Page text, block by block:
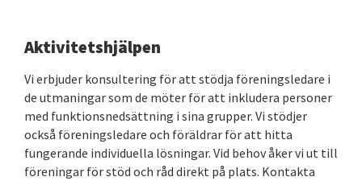
Aktivitetshjälpen
Vi erbjuder konsultering för att stödja föreningsledare i
de utmaningar som de möter för att inkludera personer
med funktionsnedsättning i sina grupper. Vi stödjer
också föreningsledare och föräldrar för att hitta
fungerande individuella lösningar. Vid behov åker vi ut till
föreningar för stöd och råd direkt på plats. Kontakta